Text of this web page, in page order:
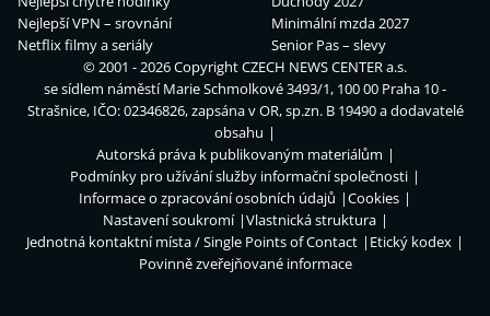
Nejlepší VPN – srovnání
Netflix filmy a seriály
Minimální mzda 2027
Senior Pas – slevy
© 2001 - 2026 CopyrightCZECH NEWS CENTER a.s.
se sídlem náměstí Marie Schmolkové 3493/1, 100 00 Praha 10 -
Strašnice, IČO: 02346826, zapsána v OR, sp.zn. B 19490 a dodavatelé
obsahu
Autorská práva k publikovaným materiálům
Podmínky pro užívání služby informační společnosti
Informace o zpracování osobních údajů
Cookies
Nastavení soukromí
Vlastnická struktura
Jednotná kontaktní místa / Single Points of Contact
Etický kodex
Povinně zveřejňované informace